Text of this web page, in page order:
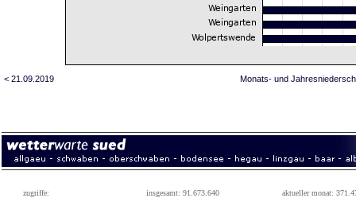
< 21.09.2019 Monats- und
zugriffe: insgesamt: 91.673.640
aktueller monat: